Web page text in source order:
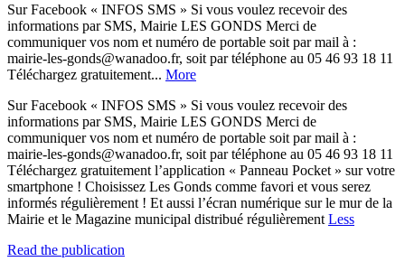
Sur Facebook « INFOS SMS » Si vous voulez recevoir des
informations par SMS, Mairie LES GONDS Merci de
communiquer vos nom et numéro de portable soit par mail à :
mairie-les-gonds@wanadoo.fr, soit par téléphone au 05 46 93 18 11
Téléchargez gratuitement... More
Sur Facebook « INFOS SMS » Si vous voulez recevoir des
informations par SMS, Mairie LES GONDS Merci de
communiquer vos nom et numéro de portable soit par mail à :
mairie-les-gonds@wanadoo.fr, soit par téléphone au 05 46 93 18 11
Téléchargez gratuitement l’application « Panneau Pocket » sur votre
smartphone ! Choisissez Les Gonds comme favori et vous serez
informés régulièrement ! Et aussi l’écran numérique sur le mur de la
Mairie et le Magazine municipal distribué régulièrement Less
Read the publication